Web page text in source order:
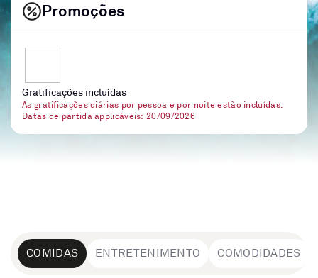
Promoções
Gratificações incluídas
As gratificações diárias por pessoa e por noite estão incluídas.
Datas de partida applicáveis: 20/09/2026
COMIDAS ENTRETENIMENTO COMODIDADES